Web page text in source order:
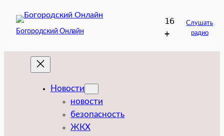
содержимому
Богородский Онлайн
16
+
Слушать
радио
Новости
новости
безопасность
ЖКХ